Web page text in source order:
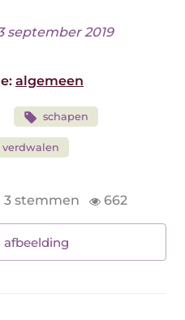
september 2019
algemeen
schapen
verdwalen
3 stemmen 662
afbeelding